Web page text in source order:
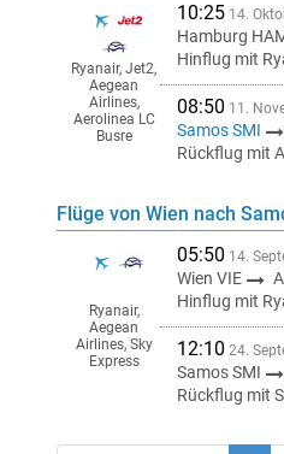
10:25 14.
Hamburg
Hinflug mit
08:50 11.
Samos SMI
Rückflug mit
Ryanair, Jet2,
Aegean
Airlines,
Aerolinea LC
Busre
Flüge von Wien nach
05:50 14.
Wien VIE
Hinflug mit
12:10 24.
Samos SMI
Rückflug mit
Ryanair,
Aegean
Airlines, Sky
Express